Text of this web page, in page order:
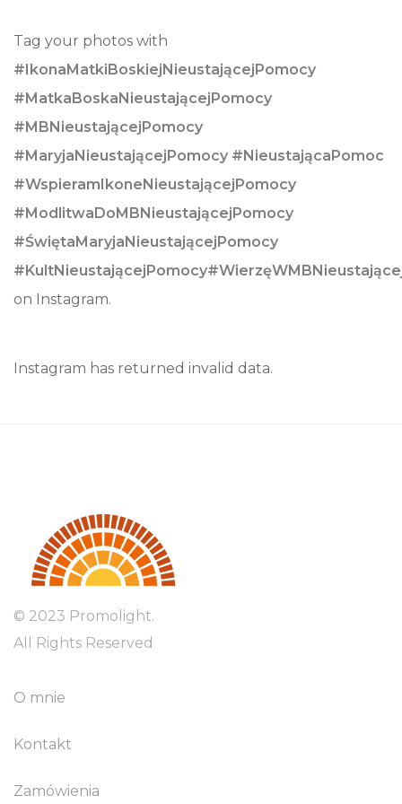
Tag your photos with
#IkonaMatkiBoskiejNieustającejPomocy
#MatkaBoskaNieustającejPomocy
#MBNieustającejPomocy
#MaryjaNieustającejPomocy #NieustającaPomoc
#WspieramIkoneNieustającejPomocy
#ModlitwaDoMBNieustającejPomocy
#ŚwiętaMaryjaNieustającejPomocy
on Instagram.
Instagram has returned invalid data.
© 2023 Promolight.
All Rights Reserved
O mnie
Kontakt
Zamówienia